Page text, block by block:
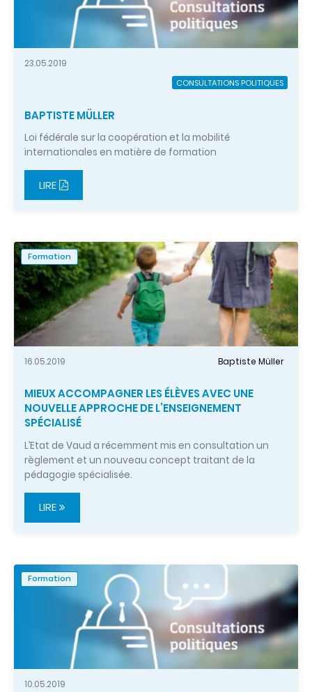
23.05.2019
CONSULTATIONS POLITIQUES
BAPTISTE MÜLLER
Loi fédérale sur la coopération et la mobilité
internationales en matière de formation
LIRE
Formation
16.05.2019 Baptiste Müller
MIEUX ACCOMPAGNER LES ÉLÈVES AVEC UNE
NOUVELLE APPROCHE DE L’ENSEIGNEMENT
SPÉCIALISÉ
L’Etat de Vaud a récemment mis en consultation un
règlement et un nouveau concept traitant de la
pédagogie spécialisée.
LIRE
Formation
10.05.2019